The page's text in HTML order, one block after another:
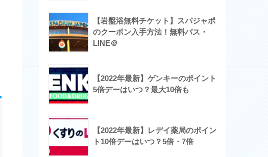
【岩盤浴無料チケット】スパジャポ
のクーポン入手方法！無料バス・
LINE＠
【2022年最新】ゲンキーのポイント
5倍デーはいつ？最大10倍も
【2022年最新】レデイ薬局のポイン
ト10倍デーはいつ？5倍・7倍